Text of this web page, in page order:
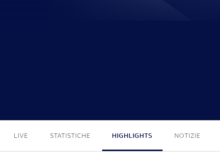
LIVE STATISTICHE HIGHLIGHTS NOTIZIE